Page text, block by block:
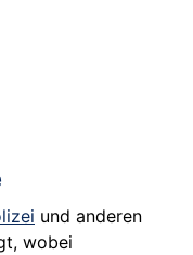
und anderen
wobei